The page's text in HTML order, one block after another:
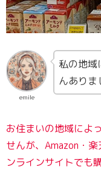
emile
私の地域
んありま
お住まいの地域によ
せんが、Amazon・
ンラインサイトでも